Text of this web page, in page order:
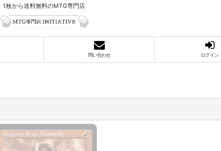
1枚から送料無料のMTG専門店
問い合わせ ログイン